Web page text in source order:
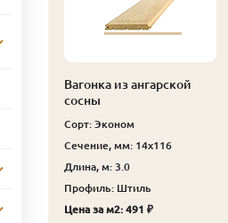
Вагонка из ангарской
сосны
Сорт: Эконом
Сечение, мм: 14x116
Длина, м: 3.0
Профиль: Штиль
Цена за м2: 491 ₽